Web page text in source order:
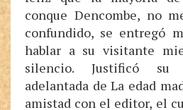
conque Dencombe, no
confundido, se entregó
hablar a su visitante
silencio. Justificó su
adelantada de La edad
amistad con el editor, el